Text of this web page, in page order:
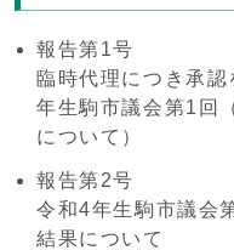
報告第1号
臨時代理につき承
年生駒市議会第1回
について）
報告第2号
令和4年生駒市議会
結果について